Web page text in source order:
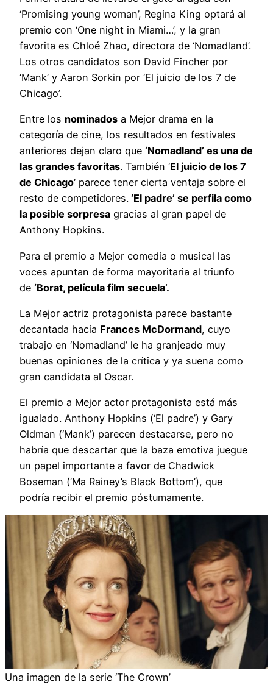
‘Promising young woman’, Regina King optará al
premio con ‘One night in Miami…’, y la gran
favorita es Chloé Zhao, directora de ‘Nomadland’.
Los otros candidatos son David Fincher por
‘Mank’ y Aaron Sorkin por ‘El juicio de los 7 de
Chicago’.
Entre los nominados a Mejor drama en la
categoría de cine, los resultados en festivales
anteriores dejan claro que ‘Nomadland’ es una de
las grandes favoritas. También ‘El juicio de los 7
de Chicago‘ parece tener cierta ventaja sobre el
resto de competidores. ‘El padre’ se perfila como
la posible sorpresa gracias al gran papel de
Anthony Hopkins.
Para el premio a Mejor comedia o musical las
voces apuntan de forma mayoritaria al triunfo
de ‘Borat, película film secuela’.
La Mejor actriz protagonista parece bastante
decantada hacia Frances McDormand, cuyo
trabajo en ‘Nomadland’ le ha granjeado muy
buenas opiniones de la crítica y ya suena como
gran candidata al Oscar.
El premio a Mejor actor protagonista está más
igualado. Anthony Hopkins (‘El padre’) y Gary
Oldman (‘Mank’) parecen destacarse, pero no
habría que descartar que la baza emotiva juegue
un papel importante a favor de Chadwick
Boseman (‘Ma Rainey’s Black Bottom’), que
podría recibir el premio póstumamente.
Una imagen de la serie ‘The Crown’